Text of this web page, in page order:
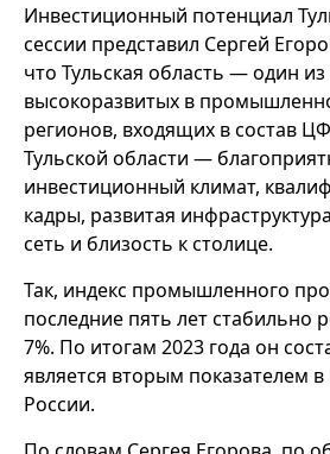
Инвестиционный потенциал
сессии представил Сергей
что Тульская область — один
высокоразвитых в
регионов, входящих в состав
Тульской области —
инвестиционный климат,
кадры, развитая
сеть и близость к столице.
Так, индекс промышленного
последние пять лет стабильно
7%. По итогам 2023 года он
является вторым показателем
России.